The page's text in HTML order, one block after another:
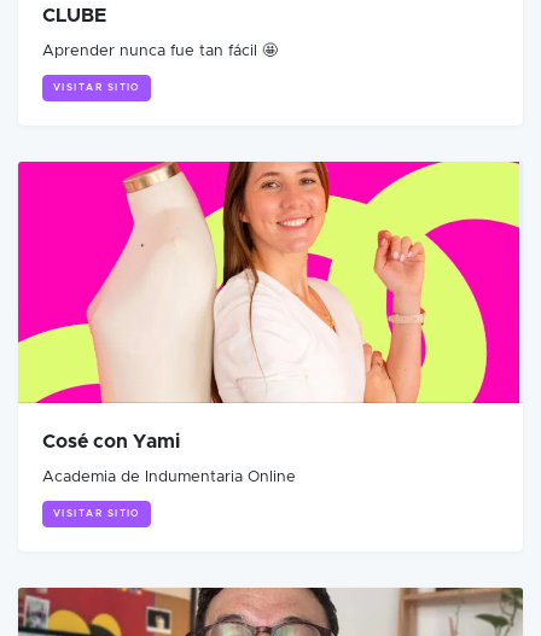
CLUBE
Aprender nunca fue tan fácil 🤩
VISITAR SITIO
Cosé con Yami
Academia de Indumentaria Online
VISITAR SITIO